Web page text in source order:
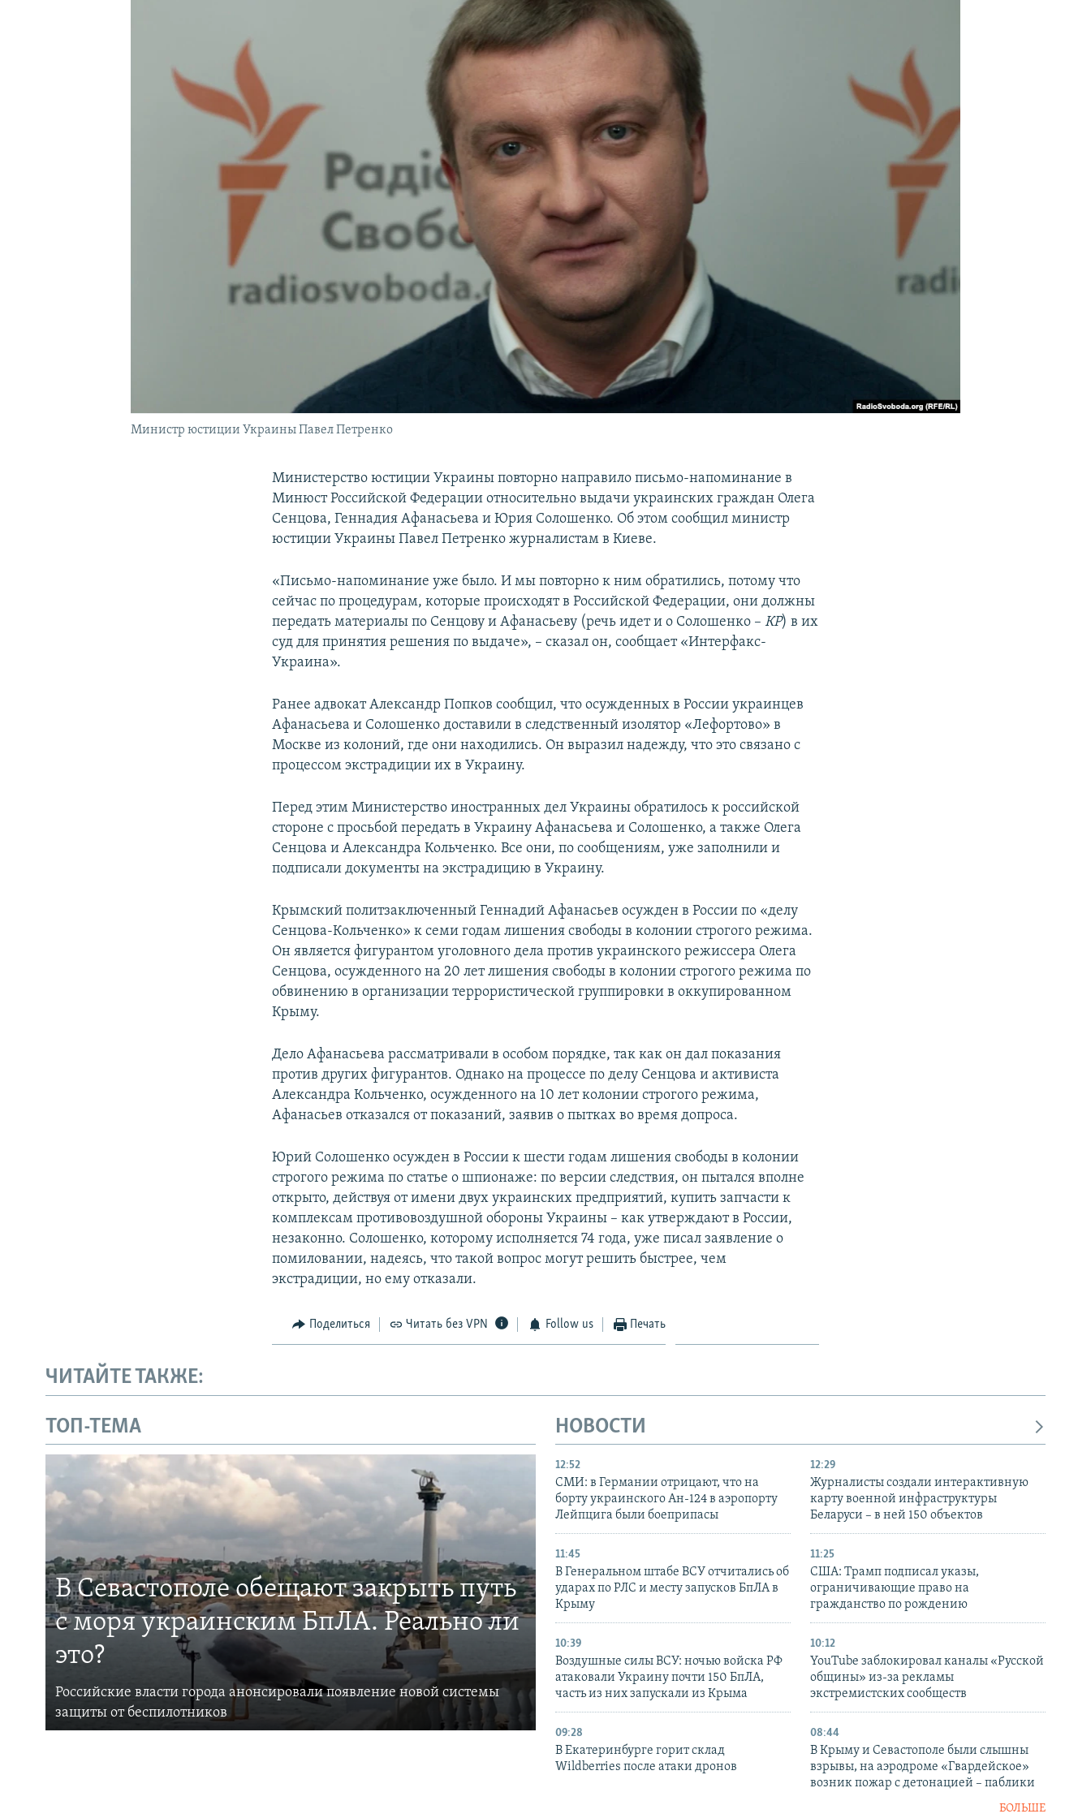
УКРАИНСКАЯ ПРОБЛЕМА КРЫМА
Министр юстиции Украины Павел Петренко
Министерство юстиции Украины повторно направило письмо-напоминание в
Минюст Российской Федерации относительно выдачи украинских граждан Олега
Сенцова, Геннадия Афанасьева и Юрия Солошенко. Об этом сообщил министр
юстиции Украины Павел Петренко журналистам в Киеве.
«Письмо-напоминание уже было. И мы повторно к ним обратились, потому что
сейчас по процедурам, которые происходят в Российской Федерации, они должны
передать материалы по Сенцову и Афанасьеву (речь идет и о Солошенко –КР) в их
суд для принятия решения по выдаче», – сказал он, сообщает «Интерфакс-
Украина».
Ранее адвокат Александр Попков сообщил, что осужденных в России украинцев
Афанасьева и Солошенко доставили в следственный изолятор «Лефортово» в
Москве из колоний, где они находились. Он выразил надежду, что это связано с
процессом экстрадиции их в Украину.
Перед этим Министерство иностранных дел Украины обратилось к российской
стороне с просьбой передать в Украину Афанасьева и Солошенко, а также Олега
Сенцова и Александра Кольченко. Все они, по сообщениям, уже заполнили и
подписали документы на экстрадицию в Украину.
Крымский политзаключенный Геннадий Афанасьев осужден в России по «делу
Сенцова-Кольченко» к семи годам лишения свободы в колонии строгого режима.
Он является фигурантом уголовного дела против украинского режиссера Олега
Сенцова, осужденного на 20 лет лишения свободы в колонии строгого режима по
обвинению в организации террористической группировки в оккупированном
Крыму.
Дело Афанасьева рассматривали в особом порядке, так как он дал показания
против других фигурантов. Однако на процессе по делу Сенцова и активиста
Александра Кольченко, осужденного на 10 лет колонии строгого режима,
Афанасьев отказался от показаний, заявив о пытках во время допроса.
Юрий Солошенко осужден в России к шести годам лишения свободы в колонии
строгого режима по статье о шпионаже: по версии следствия, он пытался вполне
открыто, действуя от имени двух украинских предприятий, купить запчасти к
комплексам противовоздушной обороны Украины – как утверждают в России,
незаконно. Солошенко, которому исполняется 74 года, уже писал заявление о
помиловании, надеясь, что такой вопрос могут решить быстрее, чем
экстрадиции, но ему отказали.
Поделиться Читать без VPN Follow us Печать
ЧИТАЙТЕ ТАКЖЕ:
ТОП-ТЕМА
В Севастополе обещают закрыть путь
с моря украинским БпЛА. Реально ли
это?
Российские власти города анонсировали появление новой системы
защиты от беспилотников
НОВОСТИ
12:52
СМИ: в Германии отрицают, что на
борту украинского Ан-124 в аэропорту
Лейпцига были боеприпасы
12:29
Журналисты создали интерактивную
карту военной инфраструктуры
Беларуси – в ней 150 объектов
11:45
В Генеральном штабе ВСУ отчитались об
ударах по РЛС и месту запусков БпЛА в
Крыму
11:25
США: Трамп подписал указы,
ограничивающие право на
гражданство по рождению
10:39
Воздушные силы ВСУ: ночью войска РФ
атаковали Украину почти 150 БпЛА,
часть из них запускали из Крыма
10:12
YouTube заблокировал каналы «Русской
общины» из-за рекламы
экстремистских сообществ
09:28
В Екатеринбурге горит склад
Wildberries после атаки дронов
08:44
В Крыму и Севастополе были слышны
взрывы, на аэродроме «Гвардейское»
возник пожар с детонацией – паблики
БОЛЬШЕ